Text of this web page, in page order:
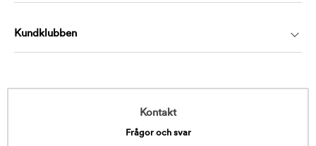
Kundklubben
Kontakt
Frågor och svar